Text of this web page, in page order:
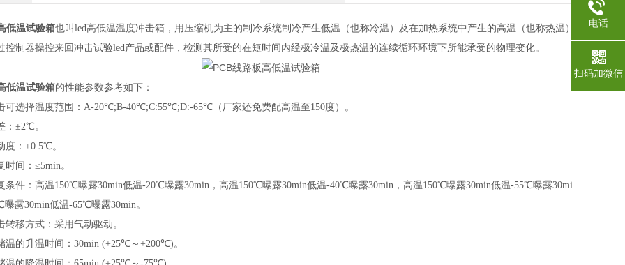
低温试验箱也叫 led高低温温度冲击箱 ，用压缩机为主的制冷系统制冷产生低温（也称冷温）及在加热系统中产生的高温（也称热温）
控制器操控来回冲击试验led产品或配件，检测其所受的在短时间内经极冷温及极热温的连续循环环境下所能承受的物理变化。
低温试验箱的性能参数参考如下：
可选择温度范围： A-20℃;B-40℃;C:55℃;D:-65℃（厂家还免费配高温至150度）。
： ±2℃。
度： ±0.5℃。
时间： ≤5min。
条件：高温150℃曝露30min低温-20℃曝露30min，高温150℃曝露30min低温-40℃曝露30min，高温150℃曝露30min低温-55℃曝露30mi
露30min低温-65℃曝露30min。
转移方式：采用气动驱动。
温的升温时间： 30min (+25℃～+200℃)。
电话
扫码加微信